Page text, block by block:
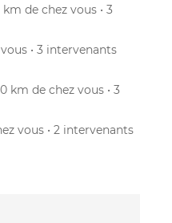
km de chez vous • 3
• 3 intervenants
km de chez vous • 3
vous • 2 intervenants